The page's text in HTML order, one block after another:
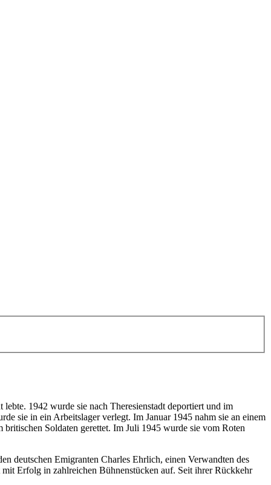
1942 wurde sie nach Theresienstadt deportiert und im
sie in ein Arbeitslager verlegt. Im Januar 1945 nahm sie an einem
Soldaten gerettet. Im Juli 1945 wurde sie vom Roten
deutschen Emigranten Charles Ehrlich, einen Verwandten des
Erfolg in zahlreichen Bühnenstücken auf. Seit ihrer Rückkehr